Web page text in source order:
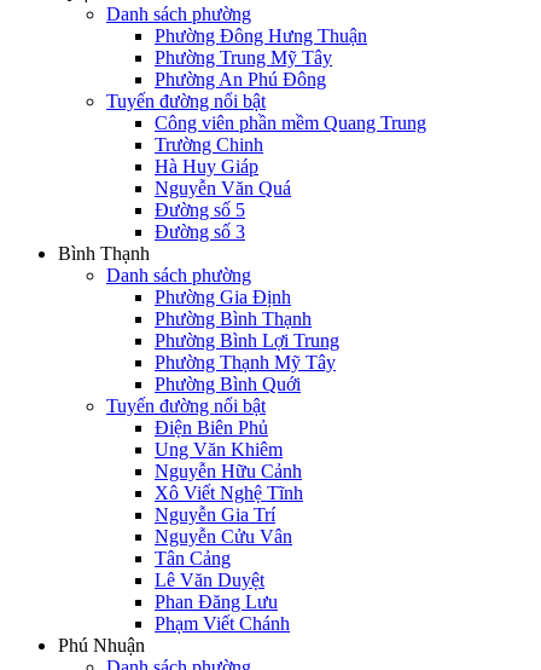
Danh sách phường
Phường Đông Hưng Thuận
Phường Trung Mỹ Tây
Phường An Phú Đông
Tuyến đường nổi bật
Công viên phần mềm Quang Trung
Trường Chinh
Hà Huy Giáp
Nguyễn Văn Quá
Đường số 5
Đường số 3
Bình Thạnh
Danh sách phường
Phường Gia Định
Phường Bình Thạnh
Phường Bình Lợi Trung
Phường Thạnh Mỹ Tây
Phường Bình Quới
Tuyến đường nổi bật
Điện Biên Phủ
Ung Văn Khiêm
Nguyễn Hữu Cảnh
Xô Viết Nghệ Tĩnh
Nguyễn Gia Trí
Nguyễn Cửu Vân
Tân Cảng
Lê Văn Duyệt
Phan Đăng Lưu
Phạm Viết Chánh
Phú Nhuận